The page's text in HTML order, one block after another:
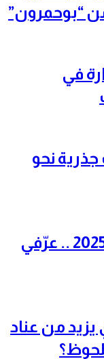
“بوحمرون”
في
جذرية نحو
بمناسبة السنة الجديدة 2025 .. عرّفي
من عناد